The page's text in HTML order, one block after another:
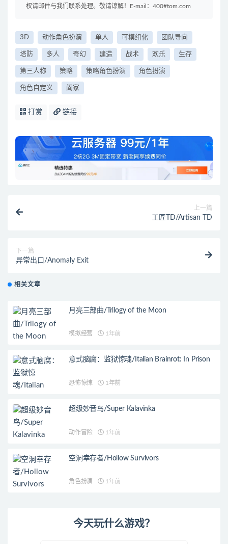
权请邮件与我们联系处理。敬请谅解！E-mail：400#tom.com
3D 动作角色扮演 单人 可模组化 团队导向
塔防 多人 奇幻 建造 战术 欢乐 生存
第三人称 策略 策略角色扮演 角色扮演
角色自定义 阖家
打赏 链接
上一篇
工匠TD/Artisan TD
下一篇
异常出口/Anomaly Exit
相关文章
月亮三部曲/Trilogy of the Moon
模拟经营 1年前
意式脑腐：监狱惊魂/Italian Brainrot: In Prison
恐怖惊悚 1年前
超级妙音鸟/Super Kalavinka
动作冒险 1年前
空洞幸存者/Hollow Survivors
角色扮演 1年前
今天玩什么游戏？